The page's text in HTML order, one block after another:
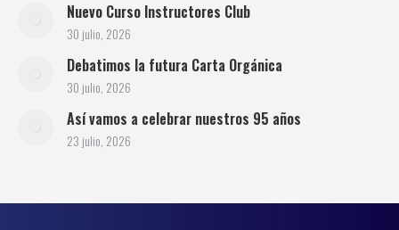
Nuevo Curso Instructores Club
30 julio, 2026
Debatimos la futura Carta Orgánica
30 julio, 2026
Así vamos a celebrar nuestros 95 años
23 julio, 2026